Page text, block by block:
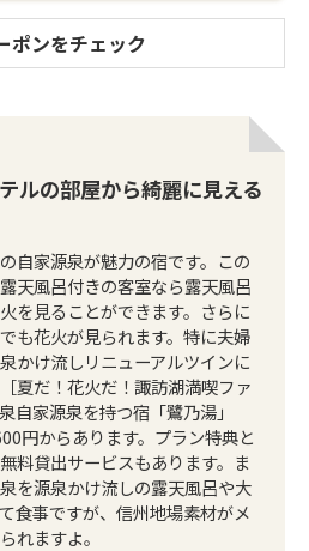
ポンをチェック
ルの部屋から綺麗に見える
自家源泉が魅力の宿です。この
天風呂付きの客室なら露天風呂
を見ることができます。さらに
も花火が見られます。特に夫婦
かけ流しリニューアルツインに
夏だ！花火だ！諏訪湖満喫ファ
家源泉を持つ宿「鷺乃湯」
円からあります。プラン特典と
料貸出サービスもあります。ま
を源泉かけ流しの露天風呂や大
食事ですが、信州地場素材がメ
れますよ。